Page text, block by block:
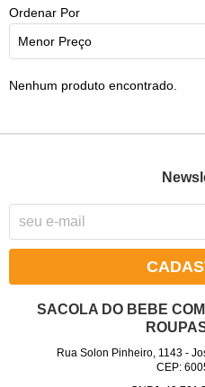
Ordenar Por
Menor Preço
Nenhum produto encontrado.
SACOLA DO BEBE
Rua Solon Pinheiro, 1143-
CEP: